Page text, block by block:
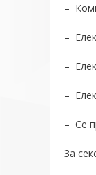
–
–
–
–
– Се
За